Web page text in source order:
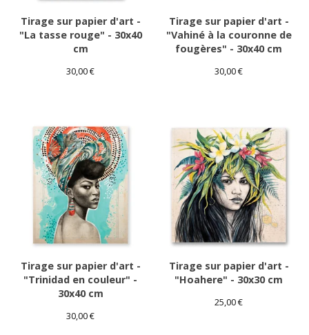
Tirage sur papier d'art -
"La tasse rouge" - 30x40
cm
30,00€
Tirage sur papier d'art -
"Vahiné à la couronne de
fougères" - 30x40 cm
30,00€
Tirage sur papier d'art -
"Trinidad en couleur" -
30x40 cm
30,00€
Tirage sur papier d'art -
"Hoahere" - 30x30 cm
25,00€